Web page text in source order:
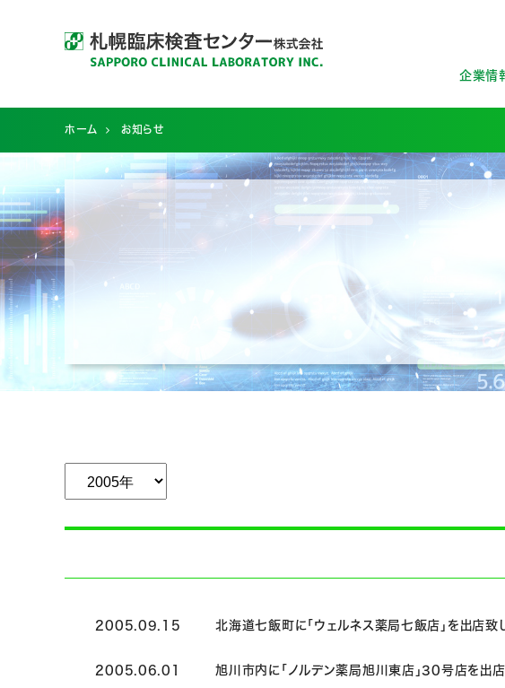
企業情
ホーム お知らせ
2005.09.15 北海道七飯町に「ウェルネス薬局七飯店」を出店致
2005.06.01 旭川市内に「ノルデン薬局旭川東店」30号店を出店